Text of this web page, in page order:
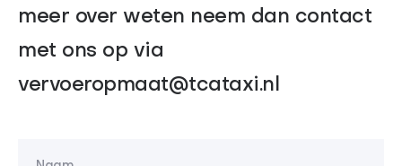
meer over weten neem dan contact
met ons op via
vervoeropmaat@tcataxi.nl